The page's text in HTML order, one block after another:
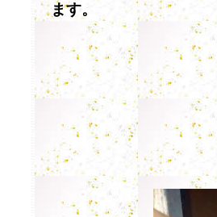
ます。